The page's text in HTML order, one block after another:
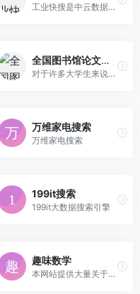
工业快搜是中云数据基于领先的工业大数据采集、处理、语义关联技术，面向工业领域打造的工业大数据垂直搜索引擎，为您提供专业、海量的工业数据搜索，助您快速、便捷地找到专业、精深的工业数据。
全国图书馆论文搜索网
对于许多大学生来说，论文是一个非常重要的资源，无论是国内还是国外的论文网站都不是很容易找到自己需要的论文或期刊资源，而今天我们分享的这个网站，无论是在学校还是校外，所有论文，都很容易在找到，您只需要在网站上找到你需要的论文，然后把你的电子邮箱放在右边，论文就会以分钟的速度发送到你的电子邮件中。
万维家电搜索
万维家电搜索
199it搜索
199it大数据搜索引擎
趣味数学
本网站提供大量关于数学相关的如数学,圆周率,质数,合数,奇数,偶数,阶乘,约数,倍数,勾股数,房贷计算器,高考倒计时,节日倒计时,Unicode编码表,GB2312,UTF-8,BIG5等大量实用数据供查询和参考。